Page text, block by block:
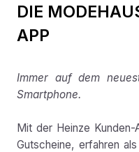
DIE
APP
Immer auf dem
Smartphone.
Mit der Heinze
Gutscheine, erfahren